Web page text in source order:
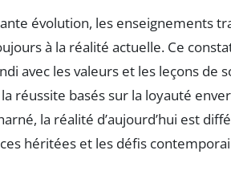
évolution, les enseignements
à la réalité actuelle. Ce
avec les valeurs et les leçons de
réussite basés sur la loyauté
la réalité d’aujourd’hui est
héritées et les défis